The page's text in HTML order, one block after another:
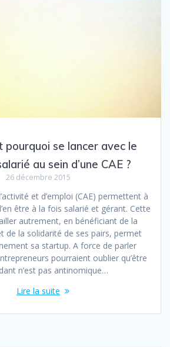
pourquoi se lancer avec le
au sein d’une CAE ?
26 décembre 2015
et d’emploi (CAE) permettent à
être à la fois salarié et gérant. Cette
autrement, en bénéficiant de la
de la solidarité de ses pairs, permet
sa startup. A force de parler
pourraient oublier qu’être
n’est pas antinomique…
Lire la suite